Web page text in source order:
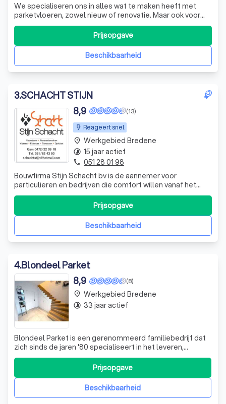
We specialiseren ons in alles wat te maken heeft met
parketvloeren, zowel nieuw of renovatie. Maar ook voor
laminaat of klik pvc, houten terrassen, traprenovatie,
uitbekleden van betonnen trappen, gevelbekleding of
vernieuwe van jouw oversteek kan je bij mij terecht.
Daarnaast doe ik ook tal van an
Beschikbaarheid
Prijsopgave
3.SCHACHT STIJN
Reageert snel
(13)
8,9
Bouwfirma Stijn Schacht bv is de aannemer voor
particulieren en bedrijven die comfort willen vanaf het
begin van hun bouwproject. Als aannemer weten wij dat
bouwen en verbouwen heel wat stress met zich
meebrengt. De financiële druk als de coördinatie van de
verschillende partijen voor uw bouwprojec
Beschikbaarheid
Prijsopgave
place Werkgebied Bredene
timelapse 15 jaar actief
phone 051 28 01 98
4.Blondeel Parket
(8)
8,9
Blondeel Parket is een gerenommeerd familiebedrijf dat
zich sinds de jaren '80 specialiseert in het leveren,
plaatsen en afwerken van parketvloeren. Opgericht door
Geert Blondeel, is het bedrijf inmiddels in handen van zijn
zoon Thijs, die de liefde voor hout en vakmanschap met
de paplepel ingegotenBeschikbaarheid
Prijsopgave
place Werkgebied Bredene
timelapse 33 jaar actief